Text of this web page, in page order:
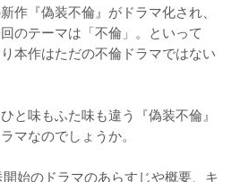
作『偽装不倫』がドラマ化され、
のテーマは「不倫」。といって
本作はただの不倫ドラマではない
と味もふた味も違う『偽装不倫』
マなのでしょうか。
始のドラマのあらすじや概要、キ